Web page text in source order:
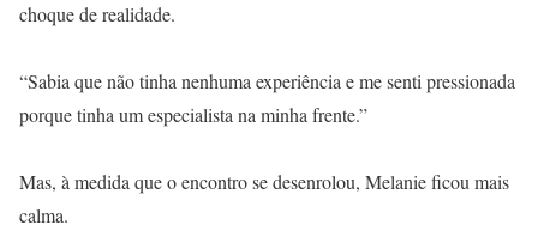
choque de realidade.
“Sabia que não tinha nenhuma experiência e me senti pressionada
porque tinha um especialista na minha frente.”
Mas, à medida que o encontro se desenrolou, Melanie ficou mais
calma.